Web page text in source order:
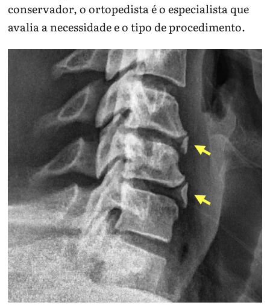
conservador, o ortopedista é o especialista que
avalia a necessidade e o tipo de procedimento.